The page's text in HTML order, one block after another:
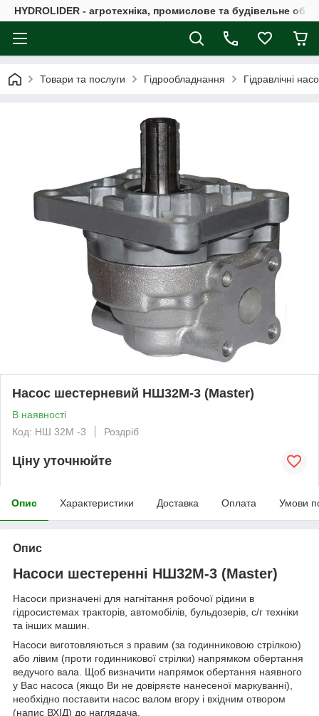
HYDROLIDER - агротехніка, промислове та будівельне
Товари та послуги Гідрообладнання Гідравлічні
Насос шестерневий НШ32М-3 (Master)
В наявності
Код: НШ 32М -3
Роздріб
Ціну уточнюйте
Опис Характеристики Доставка Оплата Умови
Опис
Насоси шестеренні НШ32М-3 (Master)
Насоси призначені для нагнітання робочої рідини в
гідросистемах тракторів, автомобілів, бульдозерів, с/г техніки
та інших машин.
Насоси виготовляються з правим (за годинниковою стрілкою)
або лівим (проти годинникової стрілки) напрямком обертання
ведучого вала. Щоб визначити напрямок обертання наявного
у Вас насоса (якщо Ви не довіряєте нанесеної маркуванні),
необхідно поставити насос валом вгору і вхідним отвором
(напис ВХІД) до наглядача.